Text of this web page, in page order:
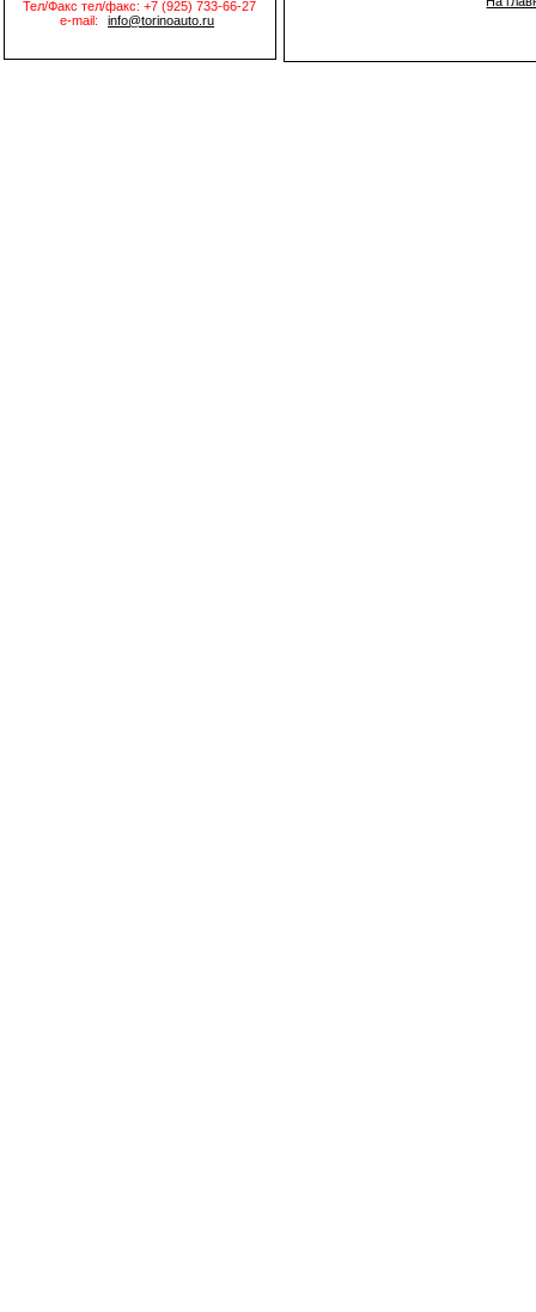
Тел/Факс тел/факс: +7 (925) 733-66-27
e-mail:
info@torinoauto.ru